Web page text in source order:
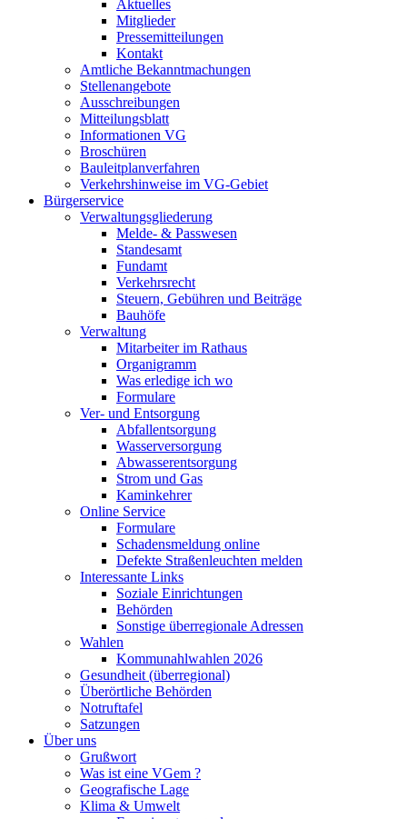
Aktuelles
Mitglieder
Pressemitteilungen
Kontakt
Amtliche Bekanntmachungen
Stellenangebote
Ausschreibungen
Mitteilungsblatt
Informationen VG
Broschüren
Bauleitplanverfahren
Verkehrshinweise im VG-Gebiet
Bürgerservice
Verwaltungsgliederung
Melde- & Passwesen
Standesamt
Fundamt
Verkehrsrecht
Steuern, Gebühren und Beiträge
Bauhöfe
Verwaltung
Mitarbeiter im Rathaus
Organigramm
Was erledige ich wo
Formulare
Ver- und Entsorgung
Abfallentsorgung
Wasserversorgung
Abwasserentsorgung
Strom und Gas
Kaminkehrer
Online Service
Formulare
Schadensmeldung online
Defekte Straßenleuchten melden
Interessante Links
Soziale Einrichtungen
Behörden
Sonstige überregionale Adressen
Wahlen
Kommunahlwahlen 2026
Gesundheit (überregional)
Überörtliche Behörden
Notruftafel
Satzungen
Über uns
Grußwort
Was ist eine VGem ?
Geografische Lage
Klima & Umwelt